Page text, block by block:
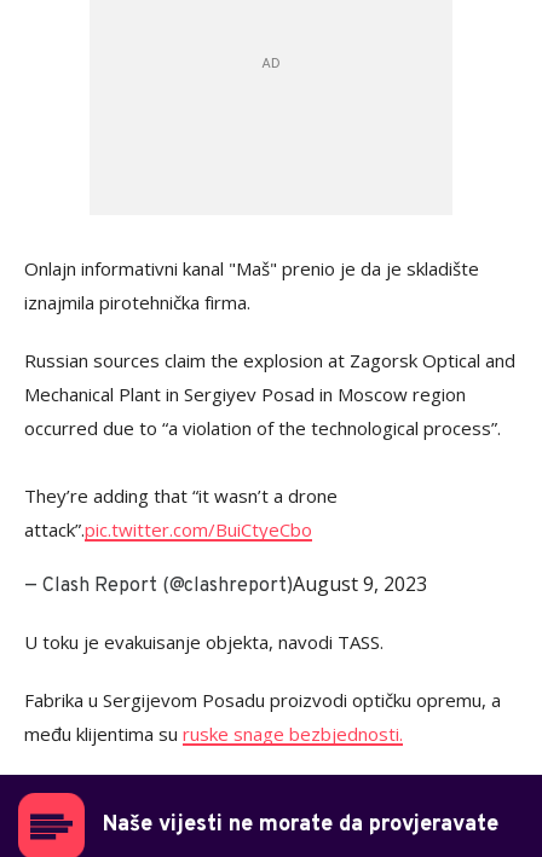
Onlajn informativni kanal "Maš" prenio je da je skladište
iznajmila pirotehnička firma.
Russian sources claim the explosion at Zagorsk Optical and
Mechanical Plant in Sergiyev Posad in Moscow region
occurred due to “a violation of the technological process”.
They’re adding that “it wasn’t a drone
attack”.pic.twitter.com/BuiCtyeCbo
— Clash Report (@clashreport)August 9, 2023
U toku je evakuisanje objekta, navodi TASS.
Fabrika u Sergijevom Posadu proizvodi optičku opremu, a
među klijentima su ruske snage bezbjednosti.
Naše vijesti ne morate da provjeravate